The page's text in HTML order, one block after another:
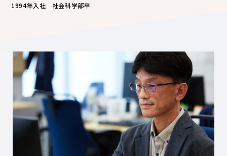
1994年入社 社会科学部卒